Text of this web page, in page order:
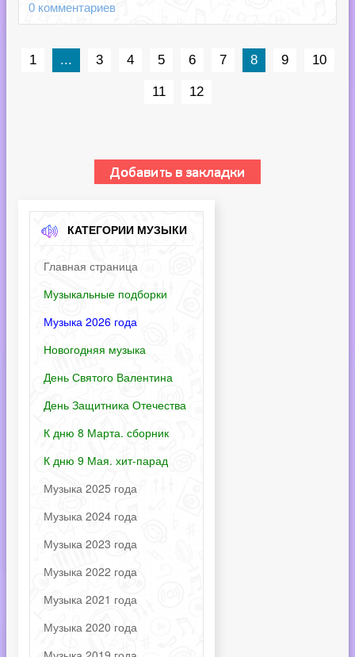
0 комментариев
1 ... 3 4 5 6 7 8 9 10
11 12
КАТЕГОРИИ МУЗЫКИ
Главная страница
Музыкальные подборки
Музыка 2026 года
Новогодняя музыка
День Святого Валентина
День Защитника Отечества
К дню 8 Марта. сборник
К дню 9 Мая. хит-парад
Музыка 2025 года
Музыка 2024 года
Музыка 2023 года
Музыка 2022 года
Музыка 2021 года
Музыка 2020 года